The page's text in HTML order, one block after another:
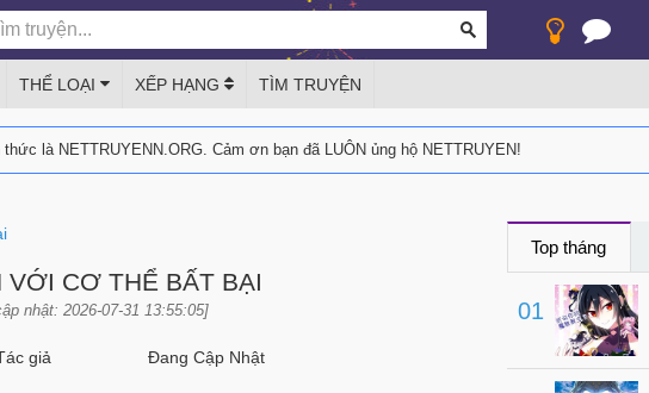
THỂ LOẠI XẾP HẠNG TÌM TRUYỆN
là NETTRUYENN.ORG. Cảm ơn bạn đã LUÔN ủng hộ NETTRUYEN!
VỚI CƠ THỂ BẤT BẠI
nhật: 2026-07-31 13:55:05]
giả Đang Cập Nhật
Top tháng
01